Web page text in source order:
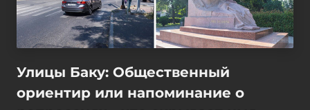
Улицы Баку: Общественный
ориентир или напоминание о